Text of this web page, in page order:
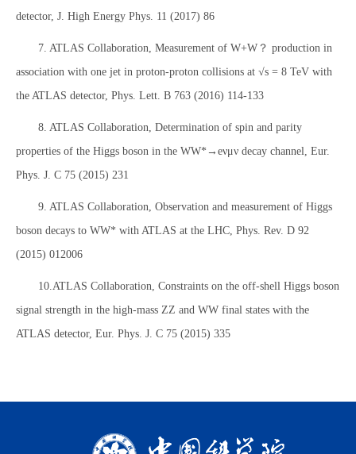
detector, J. High Energy Phys. 11 (2017) 86
7. ATLAS Collaboration, Measurement of W+W？ production in
association with one jet in proton-proton collisions at √s = 8 TeV with
the ATLAS detector, Phys. Lett. B 763 (2016) 114-133
8. ATLAS Collaboration, Determination of spin and parity
properties of the Higgs boson in the WW*→eνμν decay channel, Eur.
Phys. J. C 75 (2015) 231
9. ATLAS Collaboration, Observation and measurement of Higgs
boson decays to WW* with ATLAS at the LHC, Phys. Rev. D 92
(2015) 012006
10.ATLAS Collaboration, Constraints on the off-shell Higgs boson
signal strength in the high-mass ZZ and WW final states with the
ATLAS detector, Eur. Phys. J. C 75 (2015) 335